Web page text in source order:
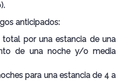
anticipados:
por una estancia de una
de una noche y/o media
para una estancia de 4 a